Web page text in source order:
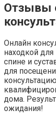
Отзывы
Онлайн
находкой
спине и
для
дома.
ожидания!